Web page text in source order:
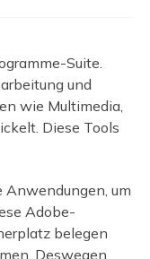
Suite.
und
wie Multimedia,
Diese Tools
Anwendungen, um
Adobe-
belegen
Deswegen